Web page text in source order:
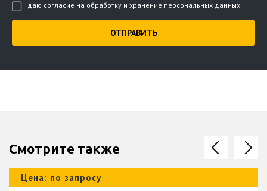
даю согласие на обработку и хранение персональных данных
Смотрите также
Цена: по запросу